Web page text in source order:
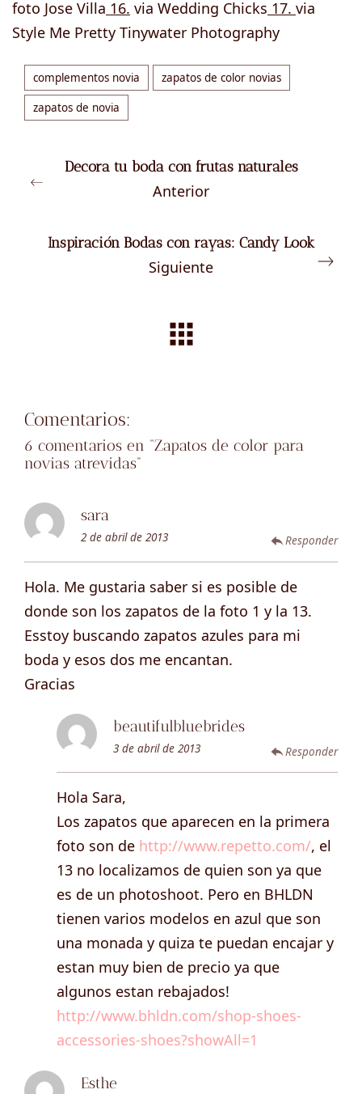
foto Jose Villa 16. via Wedding Chicks 17. via
Style Me Pretty Tinywater Photography
complementos novia zapatos de color novias
zapatos de novia
Decora tu boda con frutas naturales
Anterior
Inspiración Bodas con rayas: Candy Look
Siguiente
Comentarios:
6 comentarios en “Zapatos de color para
novias atrevidas”
sara
2 de abril de 2013 Responder
Hola. Me gustaria saber si es posible de
donde son los zapatos de la foto 1 y la 13.
Esstoy buscando zapatos azules para mi
boda y esos dos me encantan.
Gracias
beautifulbluebrides
3 de abril de 2013 Responder
Hola Sara,
Los zapatos que aparecen en la primera
foto son de http://www.repetto.com/, el
13 no localizamos de quien son ya que
es de un photoshoot. Pero en BHLDN
tienen varios modelos en azul que son
una monada y quiza te puedan encajar y
estan muy bien de precio ya que
algunos estan rebajados!
http://www.bhldn.com/shop-shoes-
accessories-shoes?showAll=1
Esthe